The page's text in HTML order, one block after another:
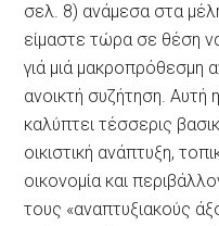
σελ. 8) ανάμεσα στα
είμαστε τώρα σε θέση
γιά μιά μακροπρόθεσμη
ανοικτή συζήτηση. Αυτή
καλύπτει τέσσερις
οικιστική ανάπτυξη,
οικονομία και
τους «αναπτυξιακούς